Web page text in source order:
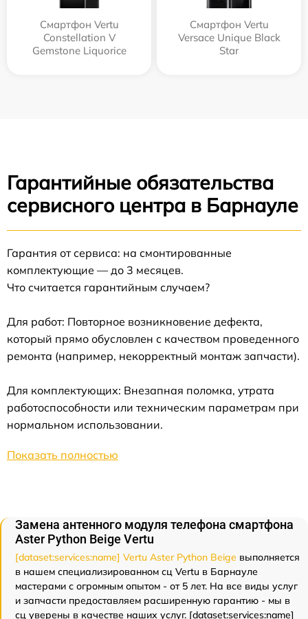
Смартфон Vertu
Constellation V
Gemstone Liquorice
Смартфон Vertu
Versace Unique Black
Star
Гарантийные обязательства
сервисного центра в Барнауле
Гарантия от сервиса: на смонтированные
комплектующие — до 3 месяцев.
Что считается гарантийным случаем?
Для работ: Повторное возникновение дефекта,
который прямо обусловлен с качеством проведенного
ремонта (например, некорректный монтаж запчасти).
Для комплектующих: Внезапная поломка, утрата
работоспособности или техническим параметрам при
нормальном использовании.
Показать полностью
Замена антенного модуля телефона смартфона
Aster Python Beige Vertu
[dataset:services:name] Vertu Aster Python Beige выполняется
в нашем специализированном сц Vertu в Барнауле
мастерами с огромным опытом - от 5 лет. На все виды услуг
и запчасти предоставляем расширенную гарантию - мы в
сц уверены в качестве наших услуг. [dataset:services:name]